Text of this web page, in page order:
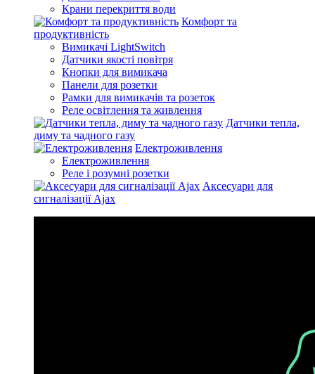
Крани перекриття води
Комфорт та
продуктивність
Вимикачі LightSwitch
Датчики якості повітря
Кнопки для вимикача
Панели для розетки
Рамки для вимикачів та розеток
Реле освітлення та живлення
Датчики тепла,
диму та чадного газу
Електроживлення
Електроживлення
Реле і розумні розетки
Аксесуари для
сигналізації Ajax